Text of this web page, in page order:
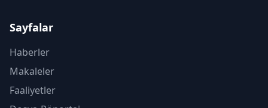
Sayfalar
Haberler
Makaleler
Faaliyetler